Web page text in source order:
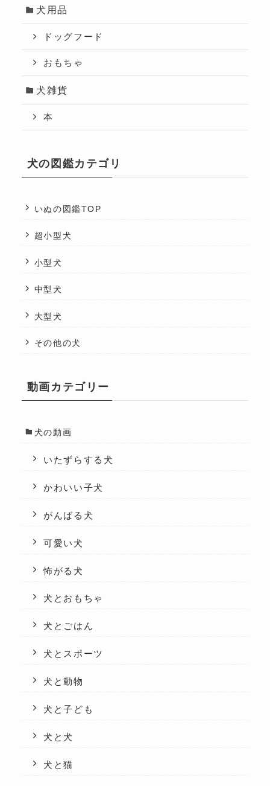
犬用品
ドッグフード
おもちゃ
犬雑貨
本
犬の図鑑カテゴリ
いぬの図鑑TOP
超小型犬
小型犬
中型犬
大型犬
その他の犬
動画カテゴリー
犬の動画
いたずらする犬
かわいい子犬
がんばる犬
可愛い犬
怖がる犬
犬とおもちゃ
犬とごはん
犬とスポーツ
犬と動物
犬と子ども
犬と犬
犬と猫